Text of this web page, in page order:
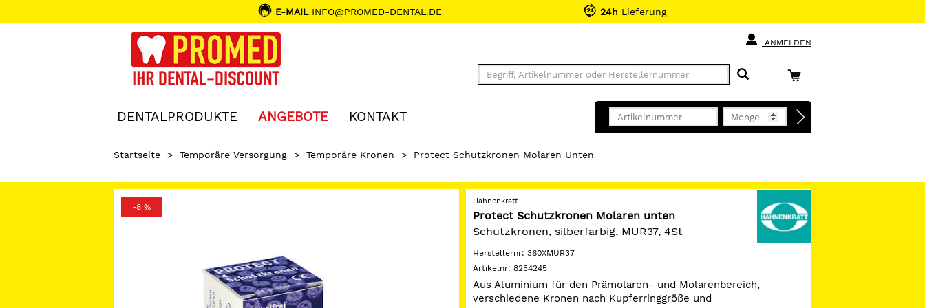
E-MAILINFO@PROMED-DENTAL.DE 24h Lieferung
ANMELDEN
DENTALPRODUKTE ANGEBOTE KONTAKT
Startseite > Temporäre Versorgung > Temporäre Kronen > Protect Schutzkronen Molaren Unten
-8 %
Hahnenkratt
Protect Schutzkronen Molaren unten
Schutzkronen, silberfarbig, MUR37, 4St
Herstellernr: 360XMUR37
Artikelnr: 8254245
Aus Aluminium für den Prämolaren- und Molarenbereich,
verschiedene Kronen nach Kupferringgröße und